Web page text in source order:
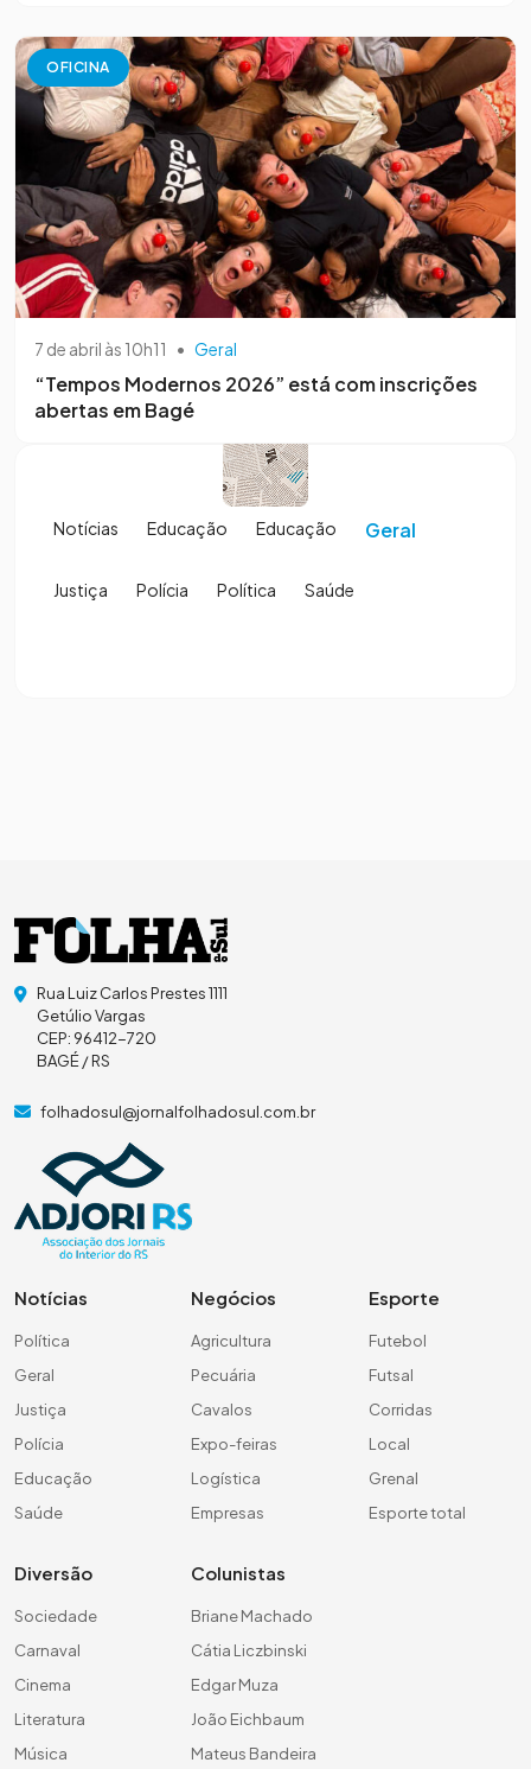
OFICINA
7 de abril às 10h11 • Geral
“Tempos Modernos 2026” está com inscrições
abertas em Bagé
Notícias Educação Educação Geral
Justiça Polícia Política Saúde
Rua Luiz Carlos Prestes 1111
Getúlio Vargas
CEP: 96412-720
BAGÉ / RS
folhadosul@jornalfolhadosul.com.br
Notícias
Política
Geral
Justiça
Polícia
Educação
Saúde
Negócios
Agricultura
Pecuária
Cavalos
Expo-feiras
Logística
Empresas
Esporte
Futebol
Futsal
Corridas
Local
Grenal
Esporte total
Diversão
Sociedade
Carnaval
Cinema
Literatura
Música
Colunistas
Briane Machado
Cátia Liczbinski
Edgar Muza
João Eichbaum
Mateus Bandeira